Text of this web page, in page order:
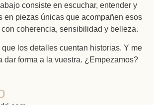
consiste en escuchar, entender y
en piezas únicas que acompañen esos
coherencia, sensibilidad y belleza.
los detalles cuentan historias. Y me
dar forma a la vuestra. ¿Empezamos?